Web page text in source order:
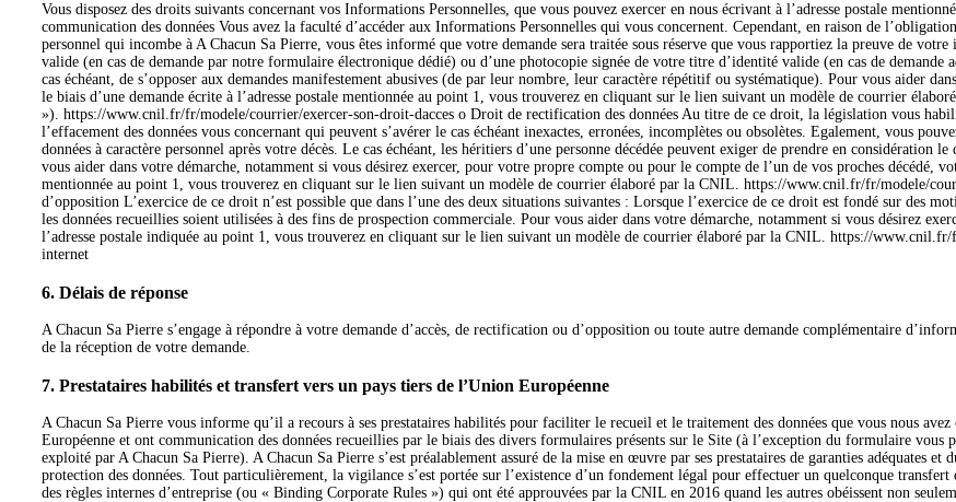
Vous disposez des droits suivants concernant vos Informations Personnelles, que vous pouvez exercer en nous écrivant à l’adresse postale
communication des données Vous avez la faculté d’accéder aux Informations Personnelles qui vous concernent. Cependant, en raison de
personnel qui incombe à A Chacun Sa Pierre, vous êtes informé que votre demande sera traitée sous réserve que vous rapportiez la preuve de
valide (en cas de demande par notre formulaire électronique dédié) ou d’une photocopie signée de votre titre d’identité valide (en cas de
cas échéant, de s’opposer aux demandes manifestement abusives (de par leur nombre, leur caractère répétitif ou systématique). Pour vous aider
le biais d’une demande écrite à l’adresse postale mentionnée au point 1, vous trouverez en cliquant sur le lien suivant un modèle de courrier
»). https://www.cnil.fr/fr/modele/courrier/exercer-son-droit-dacces o Droit de rectification des données Au titre de ce droit, la législation vous
l’effacement des données vous concernant qui peuvent s’avérer le cas échéant inexactes, erronées, incomplètes ou obsolètes. Egalement, vous
données à caractère personnel après votre décès. Le cas échéant, les héritiers d’une personne décédée peuvent exiger de prendre en considération
vous aider dans votre démarche, notamment si vous désirez exercer, pour votre propre compte ou pour le compte de l’un de vos proches décédé,
mentionnée au point 1, vous trouverez en cliquant sur le lien suivant un modèle de courrier élaboré par la CNIL. https://www.cnil.fr/fr/modele/
d’opposition L’exercice de ce droit n’est possible que dans l’une des deux situations suivantes : Lorsque l’exercice de ce droit est fondé sur des
les données recueillies soient utilisées à des fins de prospection commerciale. Pour vous aider dans votre démarche, notamment si vous désirez
l’adresse postale indiquée au point 1, vous trouverez en cliquant sur le lien suivant un modèle de courrier élaboré par la CNIL. https://
internet
6. Délais de réponse
A Chacun Sa Pierre s’engage à répondre à votre demande d’accès, de rectification ou d’opposition ou toute autre demande complémentaire
de la réception de votre demande.
7. Prestataires habilités et transfert vers un pays tiers de l’Union Européenne
A Chacun Sa Pierre vous informe qu’il a recours à ses prestataires habilités pour faciliter le recueil et le traitement des données que vous nous
Européenne et ont communication des données recueillies par le biais des divers formulaires présents sur le Site (à l’exception du formulaire
exploité par A Chacun Sa Pierre). A Chacun Sa Pierre s’est préalablement assuré de la mise en œuvre par ses prestataires de garanties adéquates
protection des données. Tout particulièrement, la vigilance s’est portée sur l’existence d’un fondement légal pour effectuer un quelconque
des règles internes d’entreprise (ou « Binding Corporate Rules ») qui ont été approuvées par la CNIL en 2016 quand les autres obéissent non